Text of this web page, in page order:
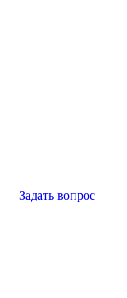
Задать вопрос